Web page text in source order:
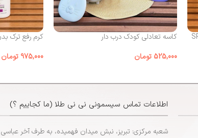
کاسه تعادلی کودک درب‌ دار
525,000 تومان
کرم رفع ترک
975,000 تومان
اطلاعات تماس سیسمونی نی نی طلا (ما کجاییم ؟)
شعبه مرکزی: تبریز، نبش میدان فهمیده، به طرف آخر عباسی